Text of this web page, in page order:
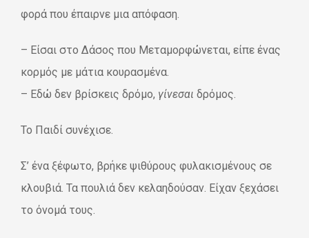
φορά που έπαιρνε μια απόφαση.
– Είσαι στο Δάσος που Μεταμορφώνεται, είπε ένας
κορμός με μάτια κουρασμένα.
– Εδώ δεν βρίσκεις δρόμο, γίνεσαι δρόμος.
Το Παιδί συνέχισε.
Σ’ ένα ξέφωτο, βρήκε ψιθύρους φυλακισμένους σε
κλουβιά. Τα πουλιά δεν κελαηδούσαν. Είχαν ξεχάσει
το όνομά τους.